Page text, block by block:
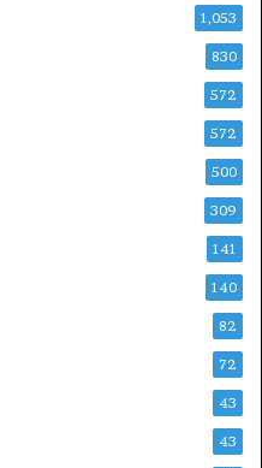
1,053
830
572
572
500
309
141
140
82
72
43
43